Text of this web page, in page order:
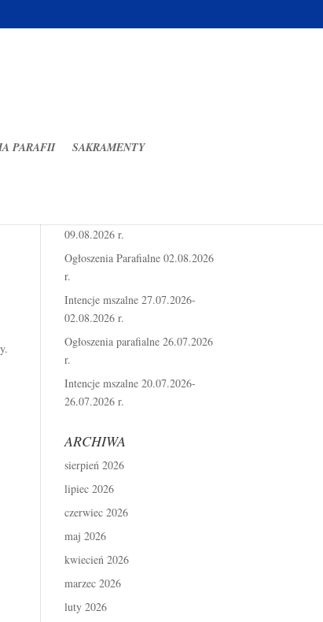
PARAFII SAKRAMENTY
09.08.2026 r.
Ogłoszenia Parafialne 02.08.2026
r.
Intencje mszalne 27.07.2026-
02.08.2026 r.
Ogłoszenia parafialne 26.07.2026
r.
Intencje mszalne 20.07.2026-
26.07.2026 r.
ARCHIWA
sierpień 2026
lipiec 2026
czerwiec 2026
maj 2026
kwiecień 2026
marzec 2026
luty 2026